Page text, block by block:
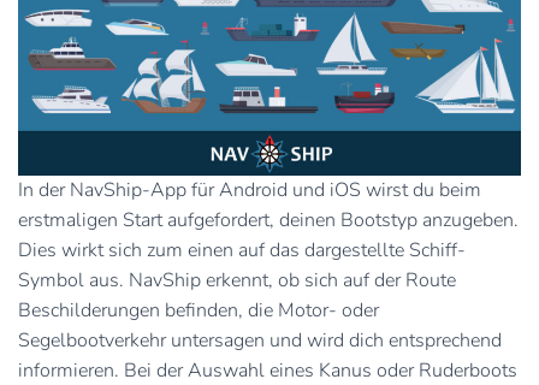
In der NavShip-App für Android und iOS wirst du beim
erstmaligen Start aufgefordert, deinen Bootstyp anzugeben.
Dies wirkt sich zum einen auf das dargestellte Schiff-
Symbol aus. NavShip erkennt, ob sich auf der Route
Beschilderungen befinden, die Motor- oder
Segelbootverkehr untersagen und wird dich entsprechend
informieren. Bei der Auswahl eines Kanus oder Ruderboots